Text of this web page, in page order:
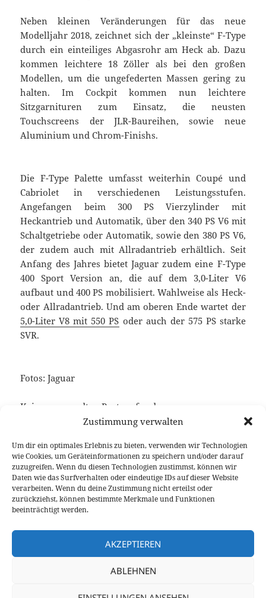
Zustimmung verwalten
Um dir ein optimales Erlebnis zu bieten, verwenden wir Technologien
wie Cookies, um Geräteinformationen zu speichern und/oder darauf
zuzugreifen. Wenn du diesen Technologien zustimmst, können wir
Daten wie das Surfverhalten oder eindeutige IDs auf dieser Website
verarbeiten. Wenn du deine Zustimmung nicht erteilst oder
zurückziehst, können bestimmte Merkmale und Funktionen
beeinträchtigt werden.
AKZEPTIEREN
ABLEHNEN
Neben kleinen Veränderungen für das neue
Modelljahr 2018, zeichnet sich der „kleinste“ F-Type
durch ein einteiliges Abgasrohr am Heck ab. Dazu
kommen leichtere 18 Zöller als bei den großen
Modellen, um die ungefederten Massen gering zu
halten. Im Cockpit kommen nun leichtere
Sitzgarnituren zum Einsatz, die neusten
Touchscreens der JLR-Baureihen, sowie neue
Aluminium und Chrom-Finishs.
Die F-Type Palette umfasst weiterhin Coupé und
Cabriolet in verschiedenen Leistungsstufen.
Angefangen beim 300 PS Vierzylinder mit
Heckantrieb und Automatik, über den 340 PS V6 mit
Schaltgetriebe oder Automatik, sowie den 380 PS V6,
der zudem auch mit Allradantrieb erhältlich. Seit
Anfang des Jahres bietet Jaguar zudem eine F-Type
400 Sport Version an, die auf dem 3,0-Liter V6
aufbaut und 400 PS mobilisiert. Wahlweise als Heck-
oder Allradantrieb. Und am oberen Ende wartet der
5,0-Liter V8 mit 550 PS oder auch der 575 PS starke
SVR.
Fotos: Jaguar
Keine verwandten Posts gefunden.
Veröffentlicht
am
12. April 2017 Autor
Fabian Meßner Kategorien
News Schlagwörter
Jaguar F-
Type,Jaguar Ingenium
Beitragsnavigation
VORHERIGER
Beitrag:
Weiche Schale, harter Kern: Land Rover
Discovery Test
Weltpremiere Citroen C5 Aircross mit